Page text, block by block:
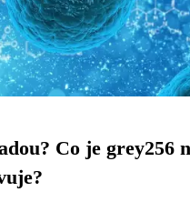
Co je grey256